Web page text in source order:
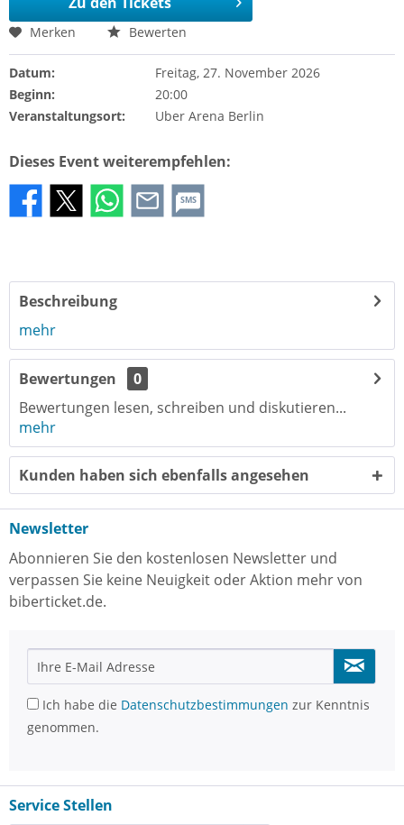
Merken Bewerten
Datum:
Freitag, 27. November 2026
Beginn:
20:00
Veranstaltungsort:
Uber Arena Berlin
Dieses Event weiterempfehlen:
SMS
Beschreibung
mehr
Bewertungen
0
Bewertungen lesen, schreiben und diskutieren...
mehr
Kunden haben sich ebenfalls angesehen
Newsletter
Abonnieren Sie den kostenlosen Newsletter und
verpassen Sie keine Neuigkeit oder Aktion mehr von
biberticket.de.
Ich habe die Datenschutzbestimmungen zur Kenntnis
genommen.
Service Stellen